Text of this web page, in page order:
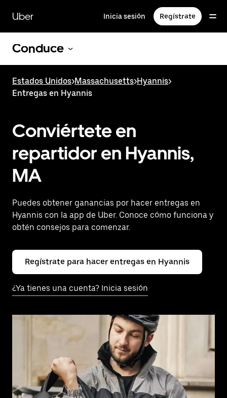
contenido
principal
Uber Inicia sesión Regístrate
Conduce
Estados Unidos>Massachusetts>Hyannis>
Entregas en Hyannis
Conviértete en
repartidor en Hyannis,
MA
Puedes obtener ganancias por hacer entregas en
Hyannis con la app de Uber. Conoce cómo funciona y
obtén consejos para comenzar.
Regístrate para hacer entregas en Hyannis
¿Ya tienes una cuenta? Inicia sesión